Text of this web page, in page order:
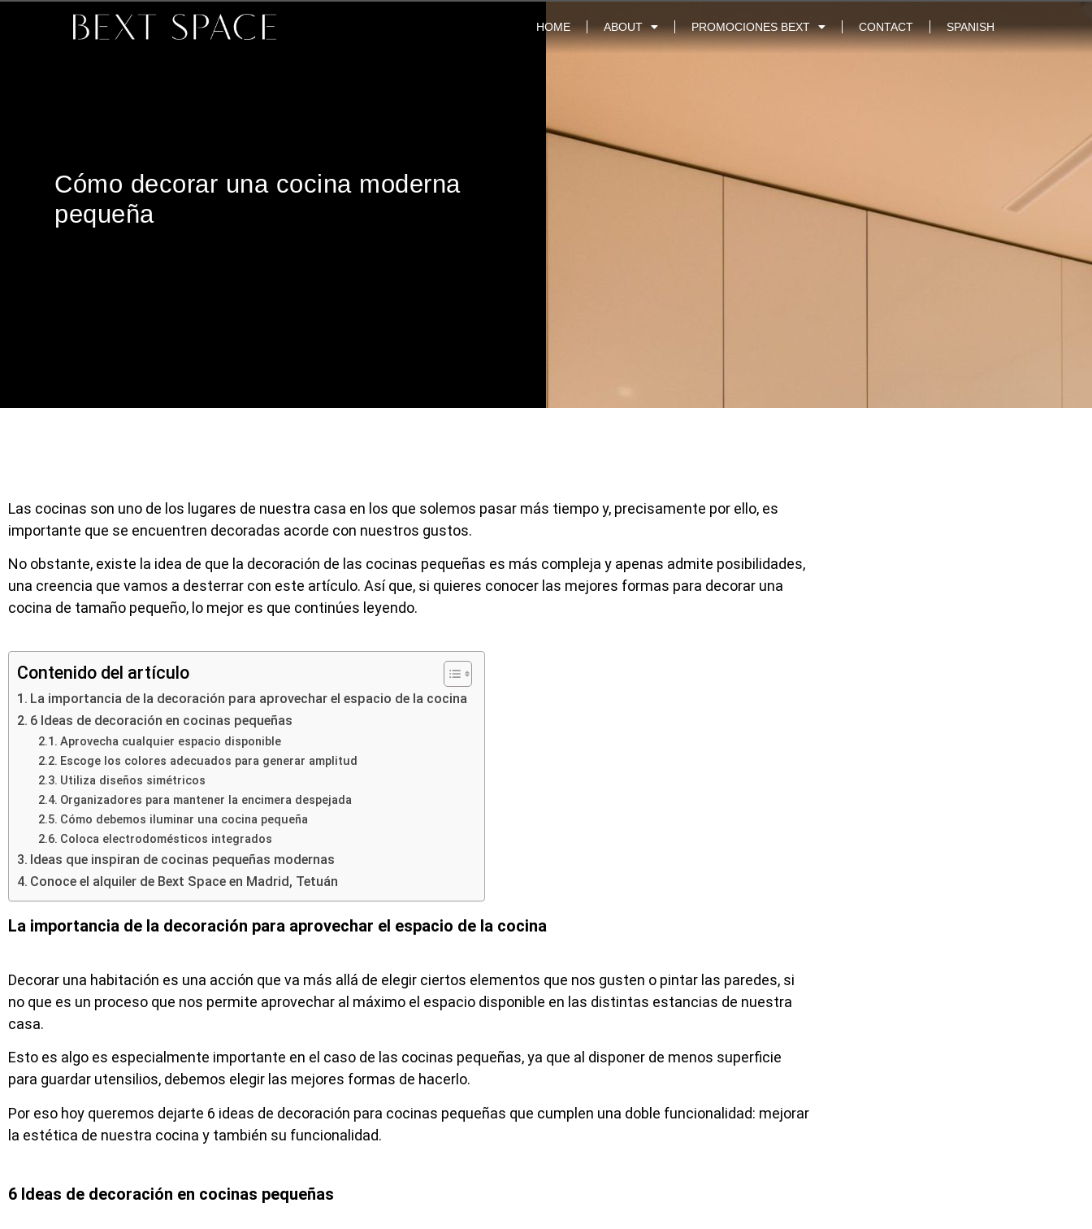
HOME ABOUT PROMOCIONES BEXT CONTACT SPANISH
Cómo decorar una cocina moderna
pequeña
Las cocinas son uno de los lugares de nuestra casa en los que solemos pasar más tiempo y, precisamente por ello, es
importante que se encuentren decoradas acorde con nuestros gustos.
No obstante, existe la idea de que la decoración de las cocinas pequeñas es más compleja y apenas admite posibilidades,
una creencia que vamos a desterrar con este artículo. Así que, si quieres conocer las mejores formas para decorar una
cocina de tamaño pequeño, lo mejor es que continúes leyendo.
Contenido del artículo
La importancia de la decoración para aprovechar el espacio de la cocina
6 Ideas de decoración en cocinas pequeñas
Aprovecha cualquier espacio disponible
Escoge los colores adecuados para generar amplitud
Utiliza diseños simétricos
Organizadores para mantener la encimera despejada
Cómo debemos iluminar una cocina pequeña
Coloca electrodomésticos integrados
Ideas que inspiran de cocinas pequeñas modernas
Conoce el alquiler de Bext Space en Madrid, Tetuán
La importancia de la decoración para aprovechar el espacio de la cocina
Decorar una habitación es una acción que va más allá de elegir ciertos elementos que nos gusten o pintar las paredes, si
no que es un proceso que nos permite aprovechar al máximo el espacio disponible en las distintas estancias de nuestra
casa.
Esto es algo es especialmente importante en el caso de las cocinas pequeñas, ya que al disponer de menos superficie
para guardar utensilios, debemos elegir las mejores formas de hacerlo.
Por eso hoy queremos dejarte 6 ideas de decoración para cocinas pequeñas que cumplen una doble funcionalidad: mejorar
la estética de nuestra cocina y también su funcionalidad.
6 Ideas de decoración en cocinas pequeñas